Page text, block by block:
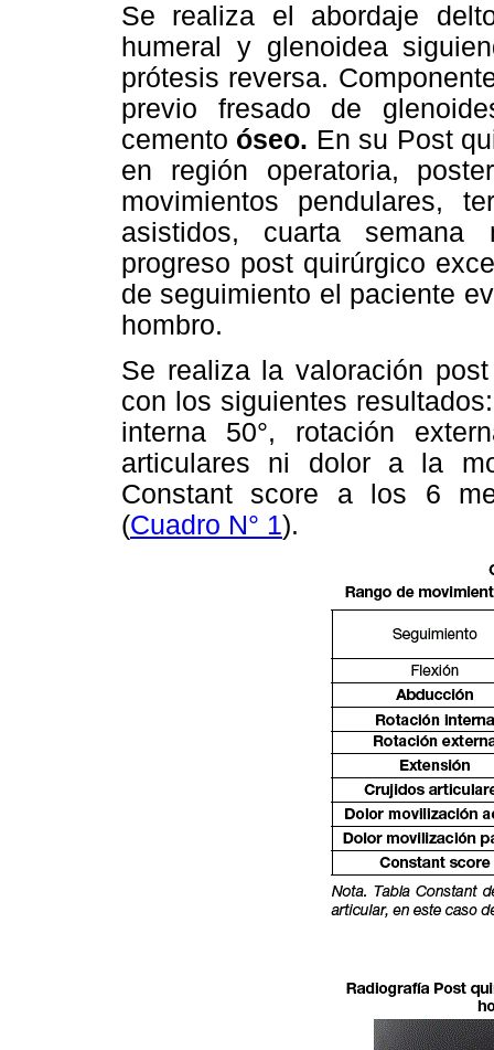
Se realiza el abordaje
humeral y glenoidea
prótesis reversa.
previo fresado de
cemento óseo. En su Post
en región operatoria,
movimientos pendulares,
asistidos, cuarta semana
progreso post quirúrgico
de seguimiento el paciente
hombro.
Se realiza la valoración
con los siguientes
interna 50°, rotación
articulares ni dolor a la
Constant score a los 6
(Cuadro N° 1).